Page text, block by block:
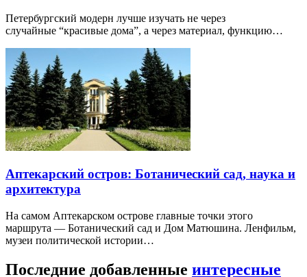
Петербургский модерн лучше изучать не через
случайные “красивые дома”, а через материал, функцию…
Аптекарский остров: Ботанический сад, наука и
архитектура
На самом Аптекарском острове главные точки этого
маршрута — Ботанический сад и Дом Матюшина. Ленфильм,
музеи политической истории…
Последние добавленные интересные